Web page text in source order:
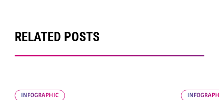
RELATED POSTS
INFOGRAPHIC